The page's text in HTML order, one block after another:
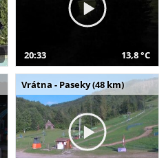
20:33 13,8 °C
Vrátna - Paseky (48 km)